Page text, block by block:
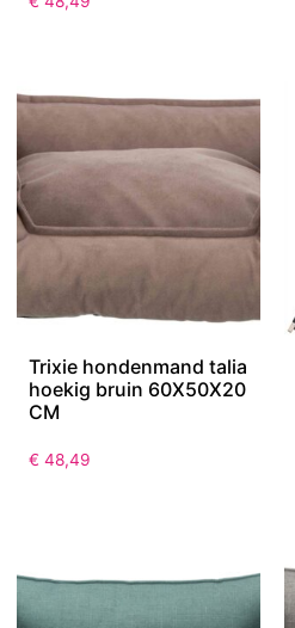
Trixie hondenmand talia
hoekig bruin 60X50X20
CM
€ 48,49